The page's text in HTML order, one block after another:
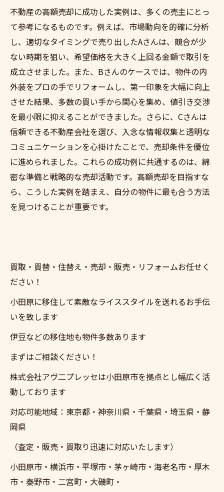
不動産の高額売却に成功した実例は、多くの売主にとっ
て参考になるものです。例えば、市場動向を的確に分析
し、適切なタイミングで売り出したAさんは、競合が少
ない時期を狙い、希望価格を大きく上回る金額で取引を
成立させました。また、Bさんのケースでは、物件の内
外装をプロの手でリフォームし、第一印象を大幅に向上
させた結果、多数の買い手から関心を集め、値引き交渉
を最小限に抑えることができました。さらに、Cさんは
信頼できる不動産会社を選び、入念な情報収集と透明な
コミュニケーションを心掛けたことで、売却条件を優位
に進められました。これらの成功例に共通するのは、綿
密な準備と戦略的な売却活動です。高額売却を目指すな
ら、こうした実例を踏まえ、自分の物件に最も合う方法
を見つけることが重要です。
買取・買替・住替え・売却・販売・リフォームお任せく
ださい！
小田原に移住して素敵なライススタイルを送れるお手伝
いを致します
伊豆などの移住地も物件多数あります
まずはご相談ください！
株式会社アヴ二プレッセは小田原市を拠点とし幅広く活
動しております
対応可能地域：東京都・神奈川県・千葉県・埼玉県・静
岡県
（査定・販売・買取り迅速に対応いたします）
小田原市・横浜市・平塚市・茅ヶ崎市・海老名市・厚木
市・秦野市・二宮町・大磯町・